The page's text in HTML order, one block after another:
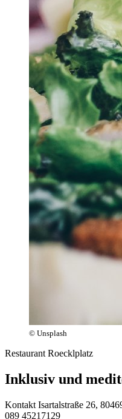
© Unsplash
Restaurant Roecklplatz
Inklusiv und
Kontakt Isartalstraße 26,
089 45217129